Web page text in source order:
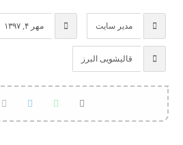
مدیر سایت مهر ۴, ۱۳۹۷
قالیشویی البرز